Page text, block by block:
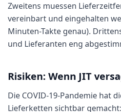
Zweitens muessen
vereinbart und eingehalten
Minuten-Takte genau).
und Lieferanten eng
Risiken: Wenn JIT
Die COVID-19-Pandemie hat
Lieferketten sichtbar